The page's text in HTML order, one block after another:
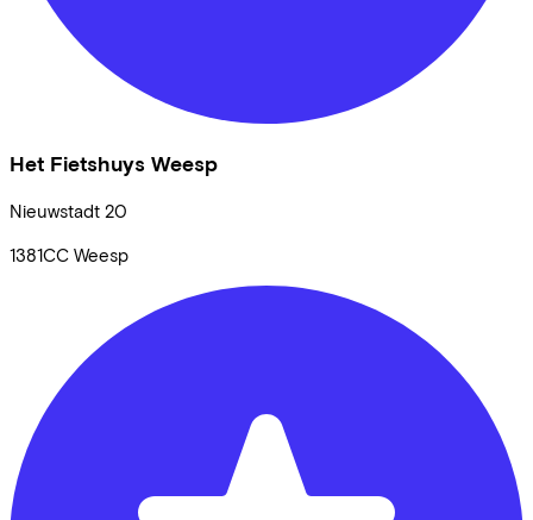
Het Fietshuys Weesp
Nieuwstadt 20
1381CC Weesp